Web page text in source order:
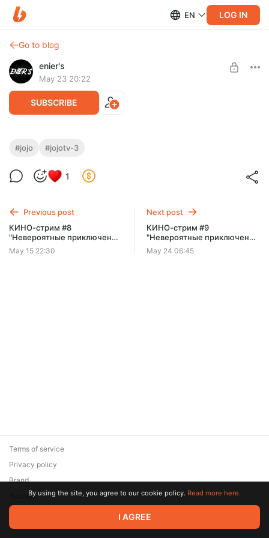
EN LOG IN
Go to blog
enier's
May 23 20:22
SUBSCRIBE
КИНО-стрим #9 "Невероятные
Типичный поХИХИтель
#jojo #jojotv-3
1
Previous post
КИНО-стрим #8
"Невероятные приключения
Джо Джо" [TV-3] - Серии 7-
16.
May 15 22:30
Next post
КИНО-стрим #9
"Невероятные приключения
Джо Джо" [TV-3] ФИНАЛ -
Серии 16-24 + [TV-4] -
May 24 06:45
© 2026 Zaya Solutions Limited. All rights reserved. All trademarks
are the property of their respective owners.
Terms of service
Privacy policy
Brand
SupportBy using the site, you agree to our cookie policy. Read more here.
I AGREE